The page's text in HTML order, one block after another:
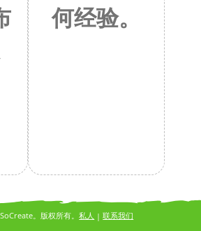
何经验。
私人 |联系我们
。版权所有。